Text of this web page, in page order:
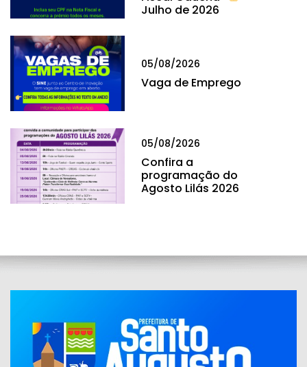
Julho de 2026
05/08/2026
Vaga de Emprego
05/08/2026
Confira a
programação do
Agosto Lilás 2026